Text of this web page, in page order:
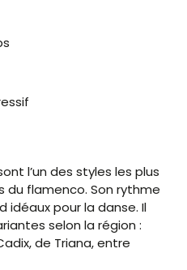
l’un des styles les plus
du flamenco. Son rythme
idéaux pour la danse. Il
selon la région :
de Triana, entre